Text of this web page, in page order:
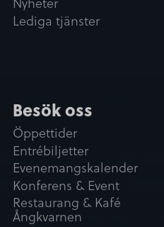
Lediga tjänster
Besök oss
Öppettider
Entrébiljetter
Evenemangskalender
Konferens & Event
Restaurang & Kafé
Ångkvarnen